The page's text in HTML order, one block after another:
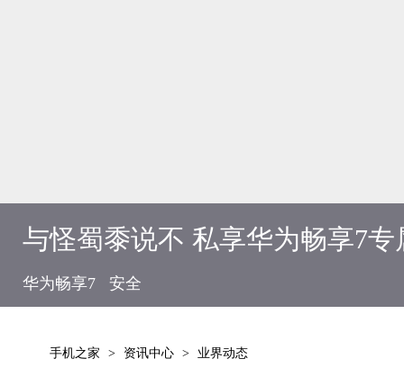
与怪蜀黍说不 私享华为畅享7专
华为畅享7 安全
手机之家 > 资讯中心 > 业界动态